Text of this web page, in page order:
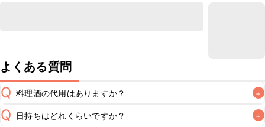
よくある質問
Q 料理酒の代用はありますか？ +
Q 日持ちはどれくらいですか？ +